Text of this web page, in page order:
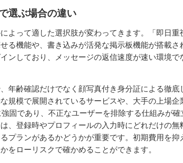
選ぶ場合の違い
よって適した選択肢が変わってきます。「即日重
る機能や、書き込みが活発な掲示板機能が搭載さ
ンしており、メッセージの返信速度が速い環境で
年齢確認だけでなく顔写真付き身分証による徹
規模で展開されているサービスや、大手の上場企
固であり、不正なユーザーを排除する仕組みが確
、登録時やプロフィールの入力時にどれだけの無
プランがあるかどうかが重要です。初期費用を抑
をローリスクで確かめることができます。